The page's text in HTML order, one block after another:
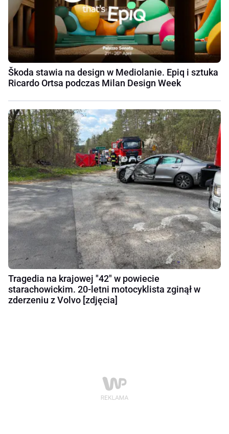
Škoda stawia na design w Mediolanie. Epiq i sztuka
Ricardo Ortsa podczas Milan Design Week
Tragedia na krajowej "42" w powiecie
starachowickim. 20-letni motocyklista zginął w
zderzeniu z Volvo [zdjęcia]